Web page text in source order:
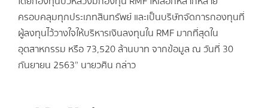
ครอบคลุมทุกประเภทสินทรัพย์ และเป็นบริษัทจัดการกองทุนที่
ผู้ลงทุนไว้วางใจให้บริหารเงินลงทุนใน RMF มากที่สุดใน
อุตสาหกรรม หรือ 73,520 ล้านบาท จากข้อมูล ณ วันที่ 30
กันยายน 2563” นายวศิน กล่าว